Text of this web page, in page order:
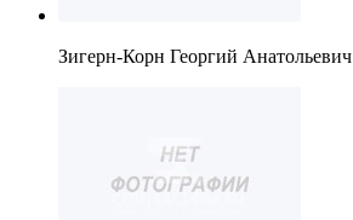
Зигерн-Корн Георгий Анатольевич